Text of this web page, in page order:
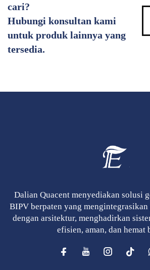
cari?
Hubungi konsultan kami
untuk produk lainnya yang
tersedia.
Dalian Quacent menyediakan solusi
BIPV berpaten yang
dengan arsitektur, menghadirkan
efisien, aman, dan hemat